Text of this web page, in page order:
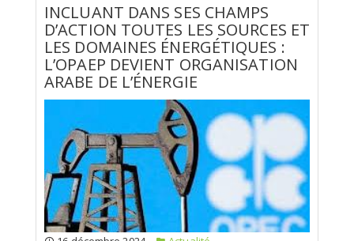
INCLUANT DANS SES CHAMPS
D’ACTION TOUTES LES SOURCES ET
LES DOMAINES ÉNERGÉTIQUES :
L’OPAEP DEVIENT ORGANISATION
ARABE DE L’ÉNERGIE